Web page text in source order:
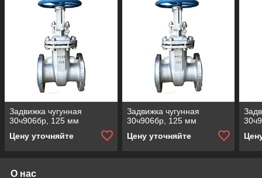
Задвижка чугунная
30ч906бр, 125 мм
Цену уточняйте
Задвижка чугунная
30ч906бр, 125 мм
Цену уточняйте
О нас